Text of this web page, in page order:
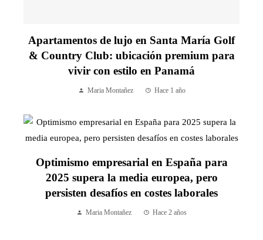
Apartamentos de lujo en Santa María Golf
& Country Club: ubicación premium para
vivir con estilo en Panamá
Maria Montañez Hace 1 año
Optimismo empresarial en España para
2025 supera la media europea, pero
persisten desafíos en costes laborales
Maria Montañez Hace 2 años